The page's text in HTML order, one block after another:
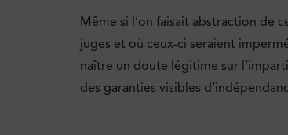
Même si l’on faisait abstraction de
juges et où ceux-ci seraient
naître un doute légitime sur
des garanties visibles